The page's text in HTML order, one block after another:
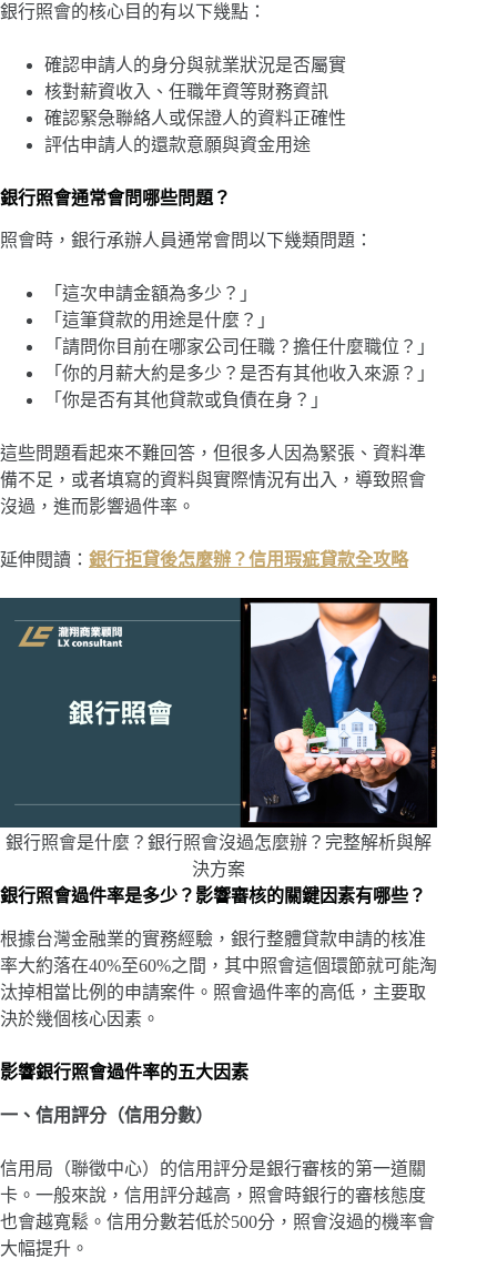
銀行照會的核心目的有以下幾點：
確認申請人的身分與就業狀況是否屬實
核對薪資收入、任職年資等財務資訊
確認緊急聯絡人或保證人的資料正確性
評估申請人的還款意願與資金用途
銀行照會通常會問哪些問題？
照會時，銀行承辦人員通常會問以下幾類問題：
「這次申請金額為多少？」
「這筆貸款的用途是什麼？」
「請問你目前在哪家公司任職？擔任什麼職位？」
「你的月薪大約是多少？是否有其他收入來源？」
「你是否有其他貸款或負債在身？」
這些問題看起來不難回答，但很多人因為緊張、資料準
備不足，或者填寫的資料與實際情況有出入，導致照會
沒過，進而影響過件率。
延伸閱讀： 銀行拒貸後怎麼辦？信用瑕疵貸款全攻略
銀行照會是什麼？銀行照會沒過怎麼辦？完整解析與解
決方案
銀行照會過件率是多少？影響審核的關鍵因素有哪些？
根據台灣金融業的實務經驗，銀行整體貸款申請的核准
率大約落在40%至60%之間，其中照會這個環節就可能淘
汰掉相當比例的申請案件。照會過件率的高低，主要取
決於幾個核心因素。
影響銀行照會過件率的五大因素
一、信用評分（信用分數）
信用局（聯徵中心）的信用評分是銀行審核的第一道關
卡。一般來說，信用評分越高，照會時銀行的審核態度
也會越寬鬆。信用分數若低於500分，照會沒過的機率會
大幅提升。